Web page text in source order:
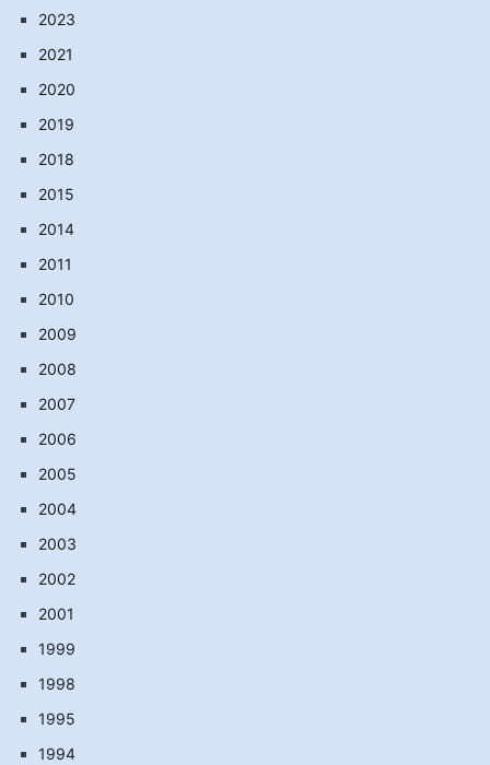
2023
2021
2020
2019
2018
2015
2014
2011
2010
2009
2008
2007
2006
2005
2004
2003
2002
2001
1999
1998
1995
1994